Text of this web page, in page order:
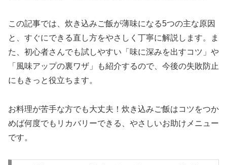
この記事では、炊き込みご飯が薄味になる5つの主な原因
と、すぐにできる直し方をやさしく丁寧に解説します。ま
た、初心者さんでも試しやすい「味に深みを出すコツ」や
「風味アップの裏ワザ」も紹介するので、今後の失敗防止
にもきっと役立ちます。
お料理が苦手な方でも大丈夫！炊き込みご飯はコツをつか
めば何度でもリカバリーできる、やさしいお助けメニュー
です。